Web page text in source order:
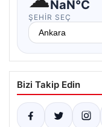
NaN°C
ŞEHIR SEÇ
Bizi Takip Edin